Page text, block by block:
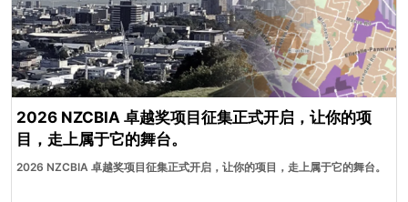
2026 NZCBIA 卓越奖项目征集正式开启，让你的项
目，走上属于它的舞台。
2026 NZCBIA 卓越奖项目征集正式开启，让你的项目，走上属于它的舞台。